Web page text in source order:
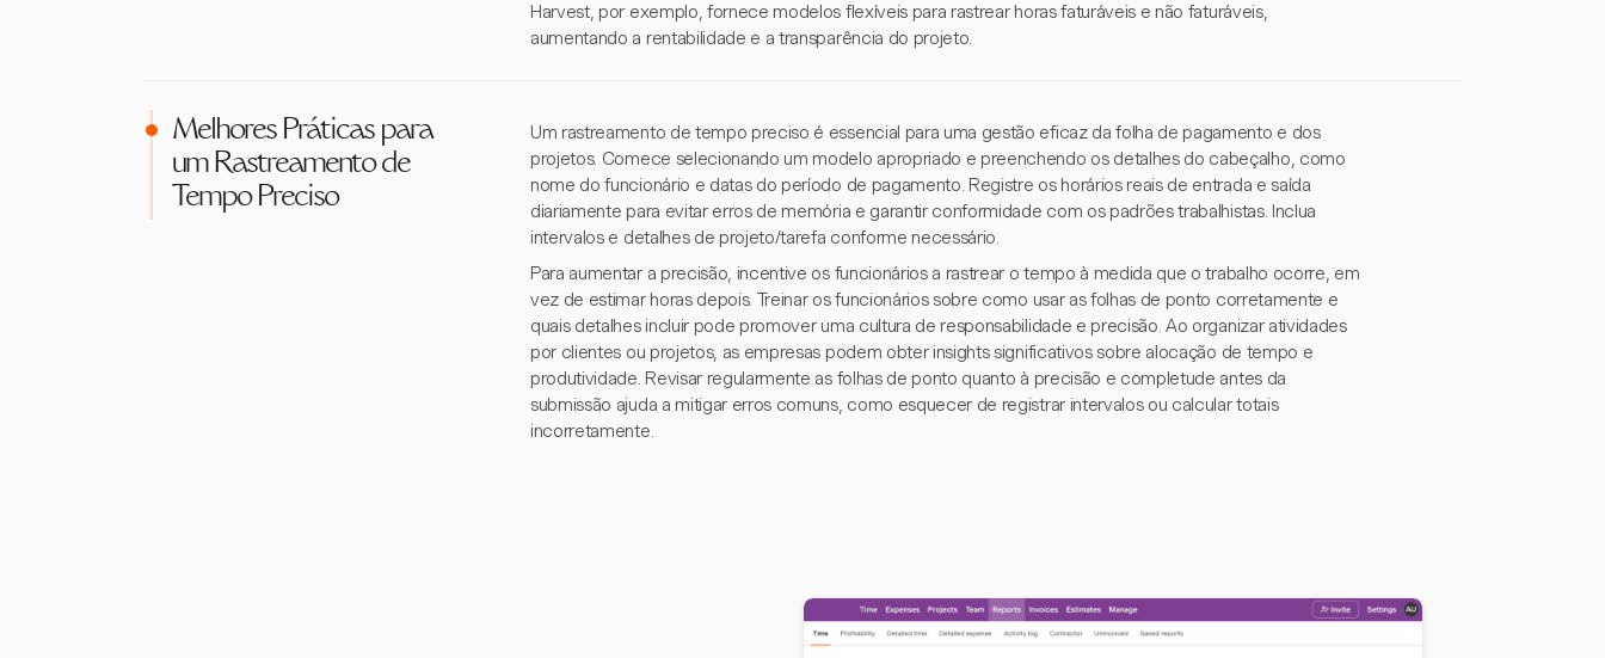
Harvest, por exemplo, fornece modelos flexíveis para rastrear horas faturáveis e não faturáveis,
aumentando a rentabilidade e a transparência do projeto.
Melhores Práticas para
um Rastreamento de
Tempo Preciso
Um rastreamento de tempo preciso é essencial para uma gestão eficaz da folha de pagamento e dos
projetos. Comece selecionando um modelo apropriado e preenchendo os detalhes do cabeçalho, como
nome do funcionário e datas do período de pagamento. Registre os horários reais de entrada e saída
diariamente para evitar erros de memória e garantir conformidade com os padrões trabalhistas. Inclua
intervalos e detalhes de projeto/tarefa conforme necessário.
Para aumentar a precisão, incentive os funcionários a rastrear o tempo à medida que o trabalho ocorre, em
vez de estimar horas depois. Treinar os funcionários sobre como usar as folhas de ponto corretamente e
quais detalhes incluir pode promover uma cultura de responsabilidade e precisão. Ao organizar atividades
por clientes ou projetos, as empresas podem obter insights significativos sobre alocação de tempo e
produtividade. Revisar regularmente as folhas de ponto quanto à precisão e completude antes da
submissão ajuda a mitigar erros comuns, como esquecer de registrar intervalos ou calcular totais
incorretamente.